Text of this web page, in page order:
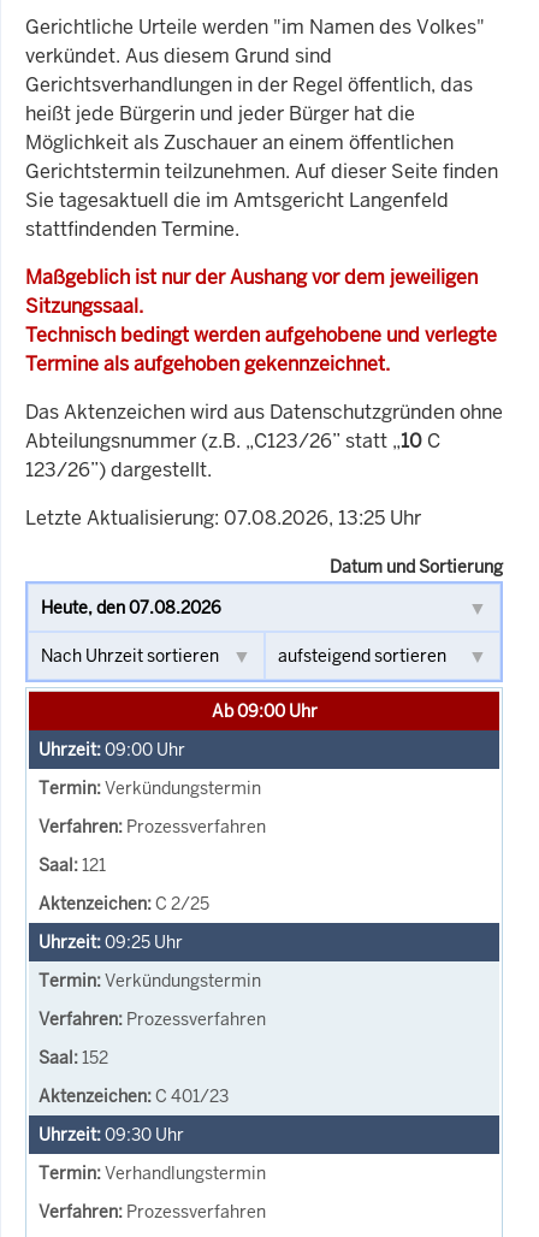
Gerichtliche Urteile werden "im Namen des Volkes"
verkündet. Aus diesem Grund sind
Gerichtsverhandlungen in der Regel öffentlich, das
heißt jede Bürgerin und jeder Bürger hat die
Möglichkeit als Zuschauer an einem öffentlichen
Gerichtstermin teilzunehmen. Auf dieser Seite finden
Sie tagesaktuell die im Amtsgericht Langenfeld
stattfindenden Termine.
Maßgeblich ist nur der Aushang vor dem jeweiligen
Sitzungssaal.
Technisch bedingt werden aufgehobene und verlegte
Termine als aufgehoben gekennzeichnet.
Das Aktenzeichen wird aus Datenschutzgründen ohne
Abteilungsnummer (z.B. „C123/26” statt „10 C
123/26”) dargestellt.
Letzte Aktualisierung: 07.08.2026, 13:25 Uhr
Datum und Sortierung
Ab 09:00 Uhr
09:00 Uhr
Verkündungstermin
Prozessverfahren
121
C 2/25
09:25 Uhr
Verkündungstermin
Prozessverfahren
152
C 401/23
09:30 Uhr
Verhandlungstermin
Prozessverfahren